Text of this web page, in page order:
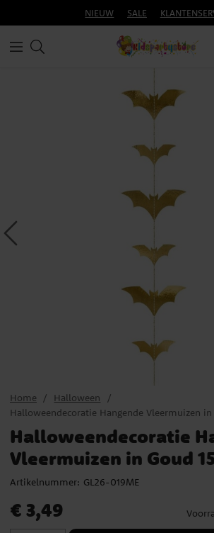
NIEUW SALE
Home
Halloween
Halloweendecoratie Hangende Vleermuizen in
Halloweendecoratie
Vleermuizen in Goud
Artikelnummer: GL26-019ME
Prijs: € 3,49
€ 3,49